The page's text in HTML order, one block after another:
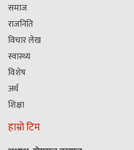
समाज
राजनिति
विचार लेख
स्वास्थ्य
विशेष
अर्थ
शिक्षा
हाम्रो टिम